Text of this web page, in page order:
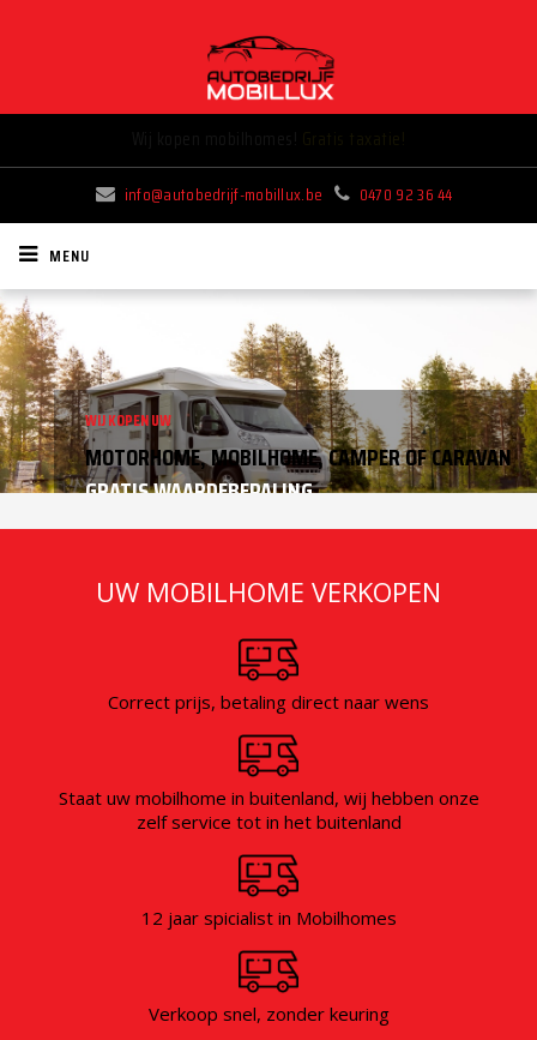
info@autobedrijf-mobillux.be 0470 92 36 44
MENU
WIJ KOPEN UW
MOTORHOME, MOBILHOME, CAMPER OF CARAVAN
GRATIS WAARDEBEPALING
AUTO OPKOPER GEZOCHT?
WIJ KOPEN ELK VOERTUIG IN AAN HOGE PRIJS
GRATIS WAARDEBEPALING
UW MOBILHOME VERKOPEN
Correct prijs, betaling direct naar wens
Staat uw mobilhome in buitenland, wij hebben onze
zelf service tot in het buitenland
12 jaar spicialist in Mobilhomes
Verkoop snel, zonder keuring